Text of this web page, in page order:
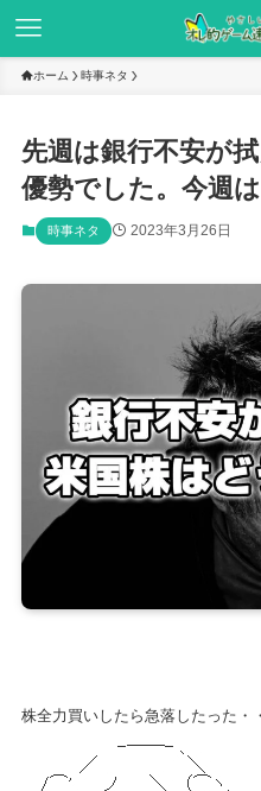
ホーム 時事ネタ
先週は銀行不安が
優勢でした。今週
時事ネタ 2023年3月26日
株全力買いしたら急落したった・